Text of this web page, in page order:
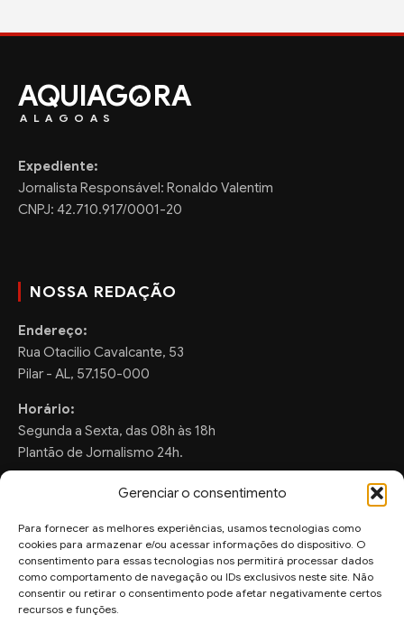
Gerenciar o consentimento
Para fornecer as melhores experiências, usamos tecnologias como
cookies para armazenar e/ou acessar informações do dispositivo. O
consentimento para essas tecnologias nos permitirá processar dados
como comportamento de navegação ou IDs exclusivos neste site. Não
consentir ou retirar o consentimento pode afetar negativamente certos
recursos e funções.
AQUIAG RA
ALAGOAS
Expediente:
Jornalista Responsável: Ronaldo Valentim
CNPJ: 42.710.917/0001-20
NOSSA REDAÇÃO
Endereço:
Rua Otacilio Cavalcante, 53
Pilar - AL, 57.150-000
Horário:
Segunda a Sexta, das 08h às 18h
Plantão de Jornalismo 24h.
FALE CONOSCO
Sugestões de Pauta:
ronaldo.valentim150@gmail.com